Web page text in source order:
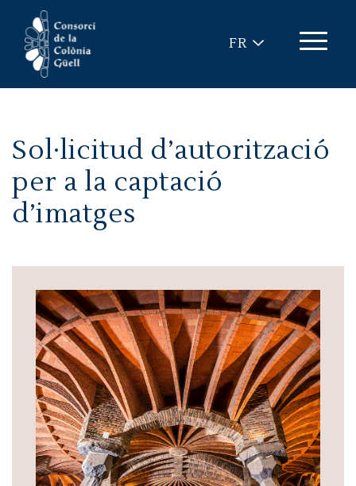
FR
Sol·licitud d’autorització
per a la captació
d’imatges
Image